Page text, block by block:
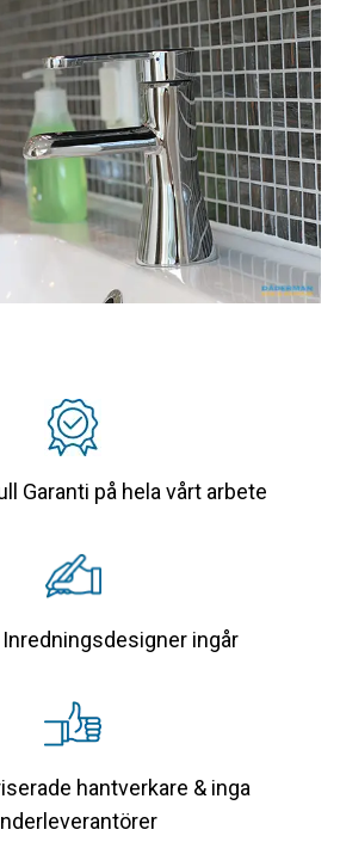
Garanti på hela vårt arbete
ingår
hantverkare & inga